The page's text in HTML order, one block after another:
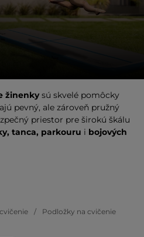
žinenkysú skvelé pomôcky
pevný, ale zároveň pružný
priestor pre širokú škálu
tanca, parkouru i bojových
Podložky na cvičenie